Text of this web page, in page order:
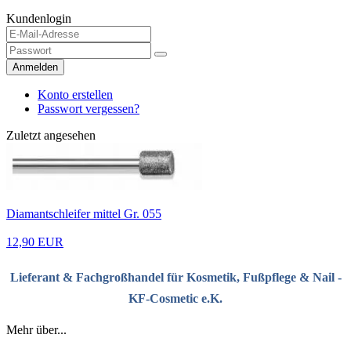
Kundenlogin
Anmelden
Konto erstellen
Passwort vergessen?
Zuletzt angesehen
Diamantschleifer mittel Gr. 055
12,90 EUR
Lieferant & Fachgroßhandel für Kosmetik, Fußpflege & Nail -
KF-Cosmetic e.K.
Mehr über...